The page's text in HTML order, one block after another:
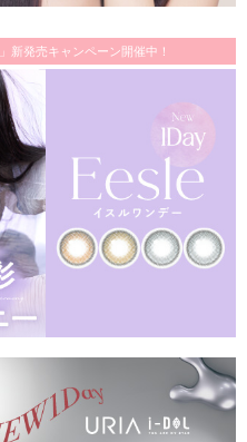
新発売キャンペーン開催中！